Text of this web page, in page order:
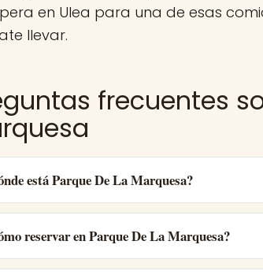
en Ulea para una de esas
llevar.
frecuentes
está Parque De La Marquesa?
reservar en Parque De La Marquesa?